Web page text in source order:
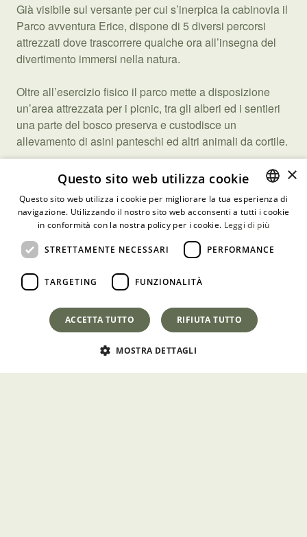
Già visibile sul versante per cui s’inerpica la cabinovia il
Parco avventura Erice, dispone di 5 diversi percorsi
attrezzati dove trascorrere qualche ora all’insegna del
divertimento immersi nella natura.
Oltre all’esercizio fisico il parco mette a disposizione
un’area attrezzata per i picnic, tra gli alberi ed i sentieri
una parte del bosco preserva e custodisce un
allevamento di asini panteschi ed altri animali da cortile.
Casa Cattauro
ITALIAN
×
Questo sito web utilizza cookie
Questo sito web utilizza i cookie per migliorare la tua esperienza di
navigazione. Utilizzando il nostro sito web acconsenti a tutti i cookie
in conformità con la nostra policy per i cookie. Leggi di più
STRETTAMENTE NECESSARI PERFORMANCE
TARGETING FUNZIONALITÀ
ACCETTA TUTTO RIFIUTA TUTTO
MOSTRA DETTAGLI